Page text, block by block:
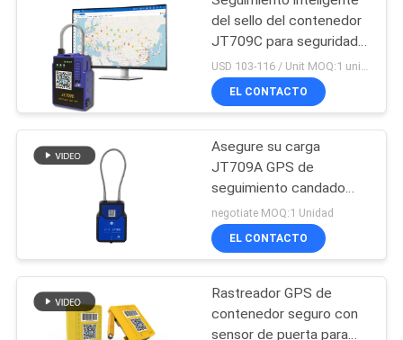
UNA
CITA
MAPA
PRIVACY
POLICY
Seguimiento del
sello de envase
86
del sello del contenedor
JT709C para seguridad
de la carga y bloqueo del
sello de navegación GPS
USD 103-116 / Unit MOQ:1 unidad
EL CONTACTO
Asegure su carga
JT709A GPS de
seguimiento candado
Desbloquear código QR
Bluetooth RFID SMS
negotiate MOQ:1 Unidad
EL CONTACTO
Rastreador GPS de
contenedor seguro con
sensor de puerta para